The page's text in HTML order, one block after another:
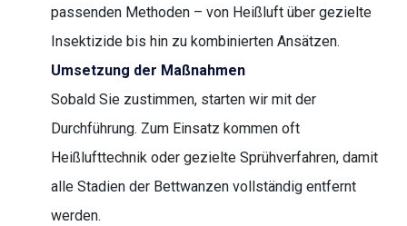
passenden Methoden – von Heißluft über gezielte
Insektizide bis hin zu kombinierten Ansätzen.
Umsetzung der Maßnahmen
Sobald Sie zustimmen, starten wir mit der
Durchführung. Zum Einsatz kommen oft
Heißlufttechnik oder gezielte Sprühverfahren, damit
alle Stadien der Bettwanzen vollständig entfernt
werden.